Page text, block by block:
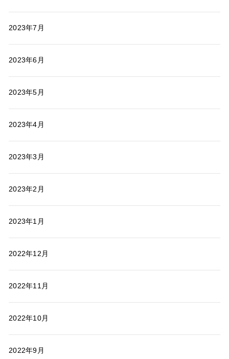
2023年7月
2023年6月
2023年5月
2023年4月
2023年3月
2023年2月
2023年1月
2022年12月
2022年11月
2022年10月
2022年9月